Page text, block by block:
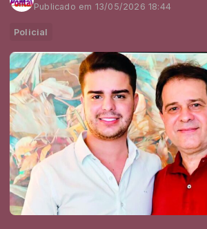
Publicado em 13/05/2026 18:44
Policial